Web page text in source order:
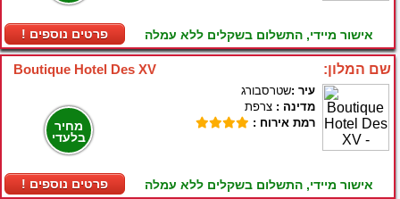
! פרטים נוספים אישור מיידי, התשלום בשקלים ללא עמלה
Boutique Hotel Des XV שם המלון:
מחיר
בלעדי
! פרטים נוספים
עיר :שטרסבורג
מדינה : צרפת
רמת אירוח :
אישור מיידי, התשלום בשקלים ללא עמלה